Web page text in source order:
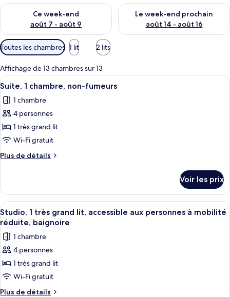
Ce week-end
août 7 - août 9
Vérifier la disponibilité pour ce week-end août 7 - août 9
Le week-end prochain
août 14 - août 16
Vérifier la disponibilité pour
Filtres
disponibles
pour
les
chambres
Toutes les chambres 1 lit 2 lits
Affichage de 13 chambres sur 13
Afficher
toutes
les
photos
pour
ce
type
de
Suite,
chambre,
non-
fumeurs
Une chambre d’hôtel avec un mur à
7
Suite, 1 chambre, non-fumeurs
1 chambre
4 personnes
1 très grand lit
Wi-Fi gratuit
Plus de détails
Plus
le
type
de
chambre
chambre,
fumeurs
Voir les prix
Afficher
toutes
les
photos
pour
ce
type
de
Une chambre d’hôtel avec un
4
Studio, 1 très grand lit, accessible aux personnes à mobilité
réduite, baignoire
1 chambre
4 personnes
1 très grand lit
Wi-Fi gratuit
Plus de détails
Plus